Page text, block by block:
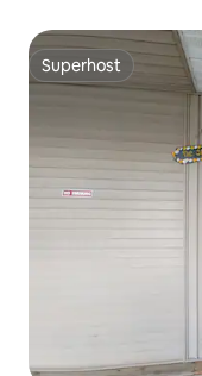
Superhost
Superhost